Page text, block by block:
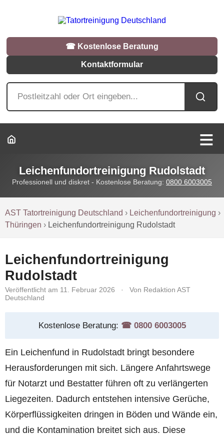
☎︎ Kostenlose Beratung
Kontaktformular
Leichenfundortreinigung Rudolstadt
Professionell und diskret - Kostenlose Beratung: 0800 6003005
AST Tatortreinigung Deutschland › Leichenfundortreinigung ›
Thüringen › Leichenfundortreinigung Rudolstadt
Leichenfundortreinigung
Rudolstadt
Veröffentlicht am 11. Februar 2026 ·
Von Redaktion AST
Deutschland
Kostenlose Beratung: ☎︎ 0800 6003005
Ein Leichenfund in Rudolstadt bringt besondere
Herausforderungen mit sich. Längere Anfahrtswege
für Notarzt und Bestatter führen oft zu verlängerten
Liegezeiten. Dadurch entstehen intensive Gerüche,
Körperflüssigkeiten dringen in Böden und Wände ein,
und die Kontamination breitet sich aus. Diese